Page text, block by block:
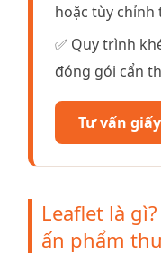
hoặc tùy chỉnh
✅ Quy trình
đóng gói cẩn
Tư vấn
Leaflet là
ấn phẩm